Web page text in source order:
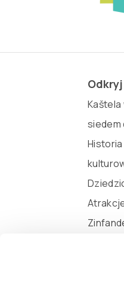
Odkryj
Kaštela
siedem